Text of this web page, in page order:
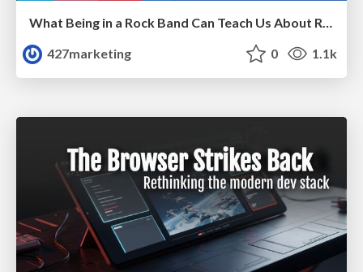
What Being in a Rock Band Can Teach Us About Real World SEO
427marketing
0 1.1k